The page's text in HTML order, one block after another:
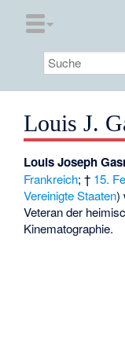
Louis J.
Louis Joseph
Frankreich; † 15.
Vereinigte Staaten)
Veteran der
Kinematographie.